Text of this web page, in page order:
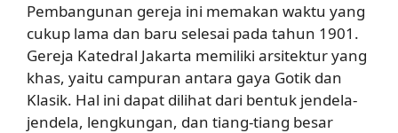
Pembangunan gereja ini memakan waktu yang
cukup lama dan baru selesai pada tahun 1901.
Gereja Katedral Jakarta memiliki arsitektur yang
khas, yaitu campuran antara gaya Gotik dan
Klasik. Hal ini dapat dilihat dari bentuk jendela-
jendela, lengkungan, dan tiang-tiang besar